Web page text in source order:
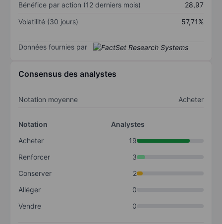
Bénéfice par action (12 derniers mois)
28,97
Volatilité (30 jours)
57,71%
Données fournies par
Consensus des analystes
Notation moyenne Acheter
Notation
Analystes
Acheter
19
Renforcer
3
Conserver
2
Alléger
0
Vendre
0